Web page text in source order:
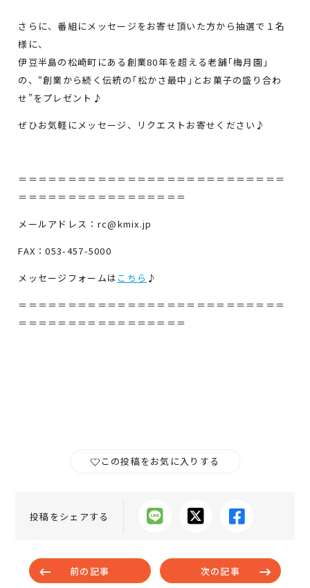
さらに、番組にメッセージをお寄せ頂いた方から抽選で１名
様に、
伊豆半島の松崎町にある創業80年を超える老舗｢梅月園｣
の、“創業から続く伝統の｢松かさ最中｣とお菓子の盛り合わ
せ”をプレゼント♪
ぜひお気軽にメッセージ、リクエストお寄せください♪
＝＝＝＝＝＝＝＝＝＝＝＝＝＝＝＝＝＝＝＝＝＝＝＝＝＝＝
＝＝＝＝＝＝＝＝＝＝＝＝＝＝＝＝＝
メールアドレス：rc@kmix.jp
FAX：053-457-5000
メッセージフォームは こちら ♪
＝＝＝＝＝＝＝＝＝＝＝＝＝＝＝＝＝＝＝＝＝＝＝＝＝＝＝
＝＝＝＝＝＝＝＝＝＝＝＝＝＝＝＝＝
この投稿をお気に入りする
投稿をシェアする
前の記事 次の記事